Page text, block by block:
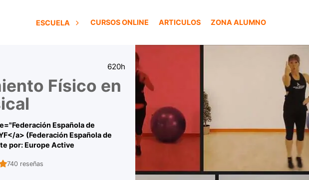
ESCUELA CURSOS ONLINE ARTICULOS ZONA ALUMNO
620h
Físico en
Española de
a> (Federación Española de
por: Europe Active
740 reseñas